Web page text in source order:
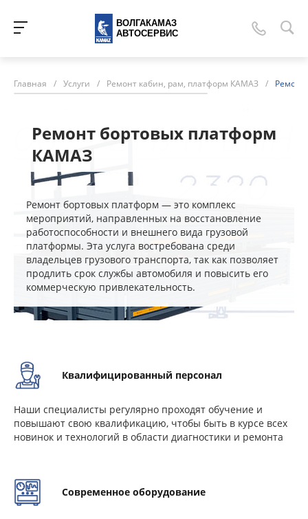
ВОЛГАКАМАЗ
АВТОСЕРВИС
Главная / Услуги / Ремонт кабин, рам, платформ КАМАЗ /
Ремонт бортовых платформ
КАМАЗ
Ремонт бортовых платформ — это комплекс
мероприятий, направленных на восстановление
работоспособности и внешнего вида грузовой
платформы. Эта услуга востребована среди
владельцев грузового транспорта, так как позволяет
продлить срок службы автомобиля и повысить его
коммерческую привлекательность.
Квалифицированный персонал
Наши специалисты регулярно проходят обучение и
повышают свою квалификацию, чтобы быть в курсе всех
новинок и технологий в области диагностики и ремонта
Современное оборудование